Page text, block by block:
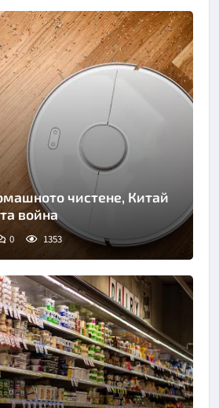
чистене, Китай
война
0 1353